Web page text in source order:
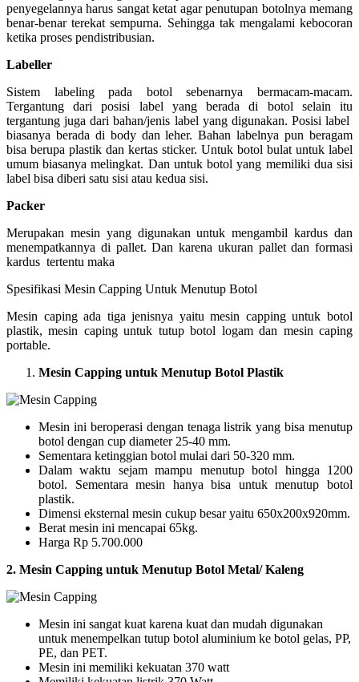
penyegelannya harus sangat ketat agar penutupan botolnya memang
benar-benar terekat sempurna. Sehingga tak mengalami kebocoran
ketika proses pendistribusian.
Labeller
Sistem labeling pada botol sebenarnya bermacam-macam.
Tergantung dari posisi label yang berada di botol selain itu
tergantung juga dari bahan/jenis label yang digunakan. Posisi label
biasanya berada di body dan leher. Bahan labelnya pun beragam
bisa berupa plastik dan kertas sticker. Untuk botol bulat untuk label
umum biasanya melingkat. Dan untuk botol yang memiliki dua sisi
label bisa diberi satu sisi atau kedua sisi.
Packer
Merupakan mesin yang digunakan untuk mengambil kardus dan
menempatkannya di pallet. Dan karena ukuran pallet dan formasi
kardus tertentu maka
Spesifikasi Mesin Capping Untuk Menutup Botol
Mesin caping ada tiga jenisnya yaitu mesin capping untuk botol
plastik, mesin caping untuk tutup botol logam dan mesin caping
portable.
Mesin Capping untuk Menutup Botol Plastik
Mesin ini beroperasi dengan tenaga listrik yang bisa menutup
botol dengan cup diameter 25-40 mm.
Sementara ketinggian botol mulai dari 50-320 mm.
Dalam waktu sejam mampu menutup botol hingga 1200
botol. Sementara mesin hanya bisa untuk menutup botol
plastik.
Dimensi eksternal mesin cukup besar yaitu 650x200x920mm.
Berat mesin ini mencapai 65kg.
Harga Rp 5.700.000
2. Mesin Capping untuk Menutup Botol Metal/ Kaleng
Mesin ini sangat kuat karena kuat dan mudah digunakan
untuk menempelkan tutup botol aluminium ke botol gelas, PP,
PE, dan PET.
Mesin ini memiliki kekuatan 370 watt